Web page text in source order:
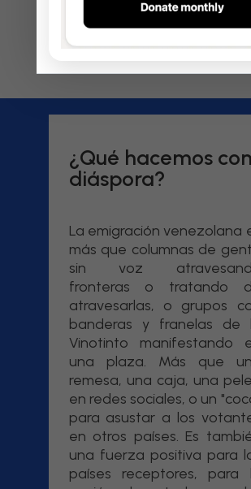
¿Qué hacemos
diáspora?
La emigración venezolana
más que columnas de
sin voz
fronteras o tratando
atravesarlas, o grupos
banderas y franelas de
Vinotinto manifestando
una plaza. Más que
remesa, una caja, una
en redes sociales, o un
para asustar a los
en otros países. Es
una fuerza positiva para
países receptores, para